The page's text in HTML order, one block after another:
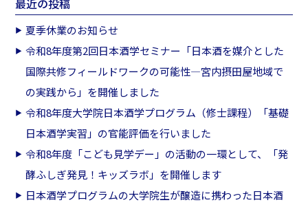
夏季休業のお知らせ
令和8年度第2回日本酒学セミナー「日本酒を媒介とした
国際共修フィールドワークの可能性―宮内摂田屋地域で
の実践から」を開催しました
令和8年度大学院日本酒学プログラム（修士課程）「基礎
日本酒学実習」の官能評価を行いました
令和8年度「こども見学デー」の活動の一環として、「発
酵ふしぎ発見！キッズラボ」を開催します
日本酒学プログラムの大学院生が醸造に携わった日本酒